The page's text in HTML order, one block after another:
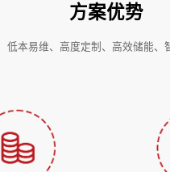
方案优势
低本易维、高度定制、高效储能、